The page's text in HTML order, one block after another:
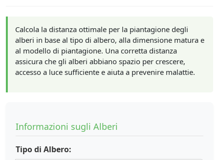
Calcola la distanza ottimale per la piantagione degli
alberi in base al tipo di albero, alla dimensione matura e
al modello di piantagione. Una corretta distanza
assicura che gli alberi abbiano spazio per crescere,
accesso a luce sufficiente e aiuta a prevenire malattie.
Informazioni sugli Alberi
Tipo di Albero: